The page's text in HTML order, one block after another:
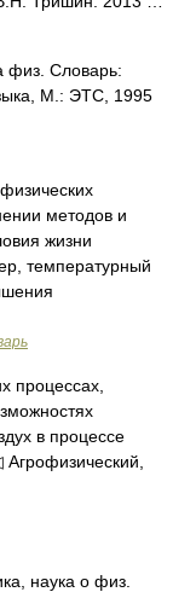
физ. Словарь:
М.: ЭТС, 1995
методов и
жизни
температурный
процессах,
в процессе
Агрофизический,
наука о физ.